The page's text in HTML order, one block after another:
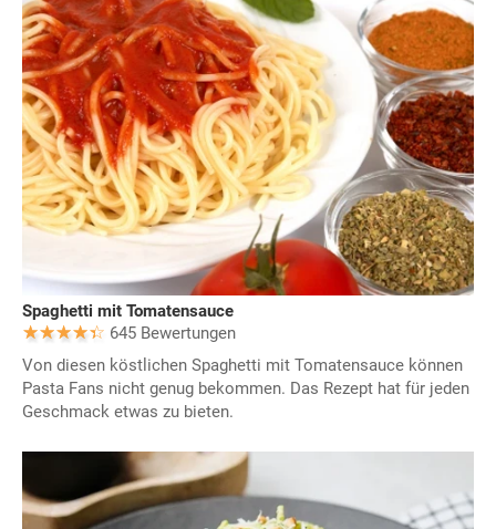
Spaghetti mit Tomatensauce
645 Bewertungen
Von diesen köstlichen Spaghetti mit Tomatensauce können
Pasta Fans nicht genug bekommen. Das Rezept hat für jeden
Geschmack etwas zu bieten.